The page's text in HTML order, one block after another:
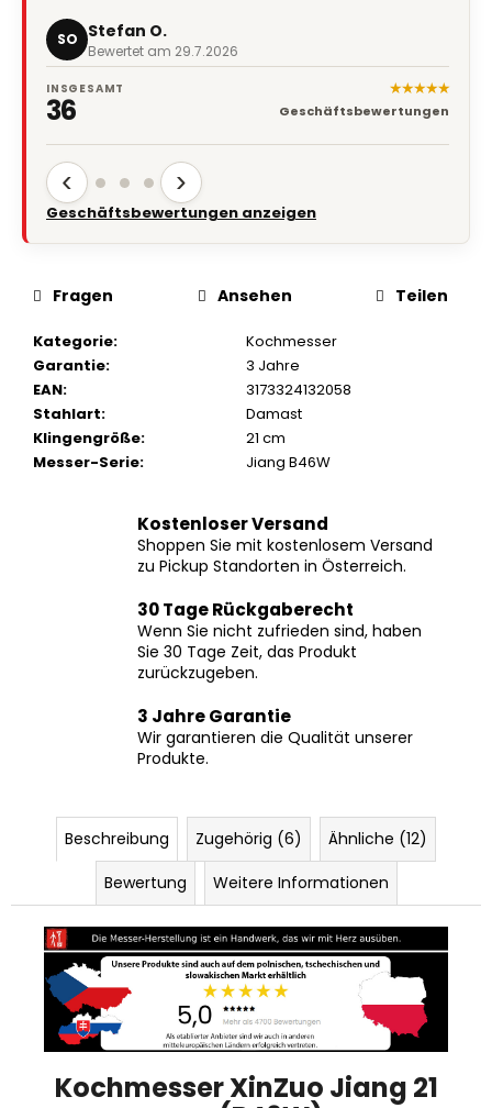
SO Stefan O.
Bewertet am 29.7.2026
INSGESAMT
36
★★★★★
Geschäftsbewertungen
‹ ›
Geschäftsbewertungen anzeigen
Garantie:
3 Jahre
EAN:
3173324132058
Stahlart
Damast
Klingengröße
21 cm
Messer-Serie: Jiang B46W
Shoppen Sie mit kostenlosem Versand
zu Pickup Standorten in Österreich.
Wenn Sie nicht zufrieden sind, haben
Sie 30 Tage Zeit, das Produkt
zurückzugeben.
Wir garantieren die Qualität unserer
Produkte.
Beschreibung Zugehörig (6)
Ähnliche (12)
Bewertung
Weitere Informationen
Kochmesser XinZuo Jiang 21
cm (B46W)